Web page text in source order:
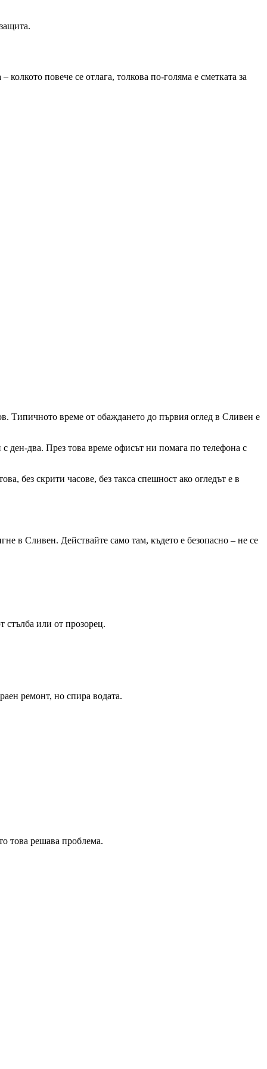
колкото повече се отлага, толкова по-голяма е сметката за
Типичното време от обаждането до първия оглед в Сливен е
с ден-два. През това време офисът ни помага по телефона с
без скрити часове, без такса спешност ако огледът е в
в Сливен. Действайте само там, където е безопасно – не се
стълба или от прозорец.
ремонт, но спира водата.
това решава проблема.